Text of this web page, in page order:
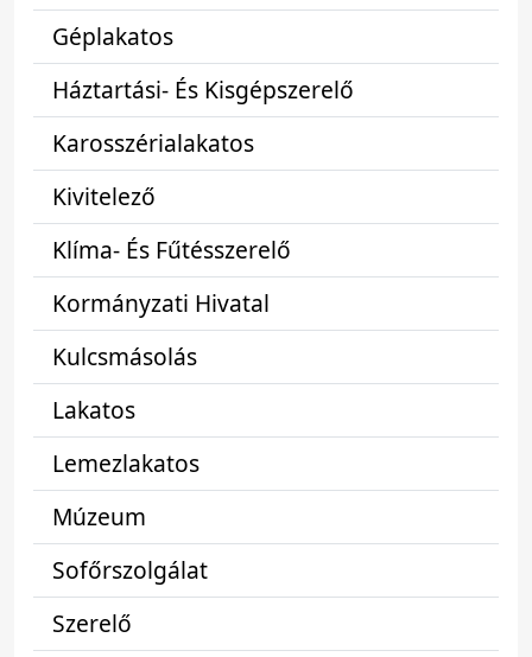
Géplakatos
Háztartási- És Kisgépszerelő
Karosszérialakatos
Kivitelező
Klíma- És Fűtésszerelő
Kormányzati Hivatal
Kulcsmásolás
Lakatos
Lemezlakatos
Múzeum
Sofőrszolgálat
Szerelő